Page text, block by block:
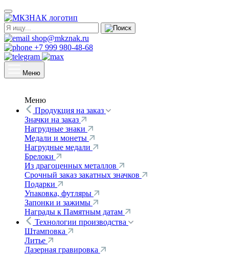
shop@mkznak.ru
+7 999 980-48-68
Меню
Меню
Продукция на заказ
Значки на заказ
Нагрудные знаки
Медали и монеты
Нагрудные медали
Брелоки
Из драгоценных металлов
Срочный заказ закатных значков
Подарки
Упаковка, футляры
Запонки и зажимы
Награды к Памятным датам
Технологии производства
Штамповка
Литье
Лазерная гравировка